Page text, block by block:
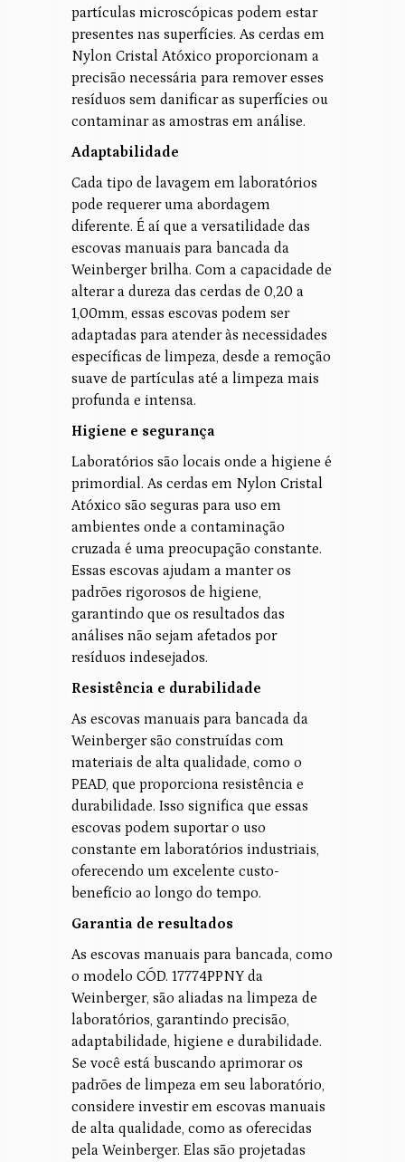
partículas microscópicas podem estar
presentes nas superfícies. As cerdas em
Nylon Cristal Atóxico proporcionam a
precisão necessária para remover esses
resíduos sem danificar as superfícies ou
contaminar as amostras em análise.
Adaptabilidade
Cada tipo de lavagem em laboratórios
pode requerer uma abordagem
diferente. É aí que a versatilidade das
escovas manuais para bancada da
Weinberger brilha. Com a capacidade de
alterar a dureza das cerdas de 0,20 a
1,00mm, essas escovas podem ser
adaptadas para atender às necessidades
específicas de limpeza, desde a remoção
suave de partículas até a limpeza mais
profunda e intensa.
Higiene e segurança
Laboratórios são locais onde a higiene é
primordial. As cerdas em Nylon Cristal
Atóxico são seguras para uso em
ambientes onde a contaminação
cruzada é uma preocupação constante.
Essas escovas ajudam a manter os
padrões rigorosos de higiene,
garantindo que os resultados das
análises não sejam afetados por
resíduos indesejados.
Resistência e durabilidade
As escovas manuais para bancada da
Weinberger são construídas com
materiais de alta qualidade, como o
PEAD, que proporciona resistência e
durabilidade. Isso significa que essas
escovas podem suportar o uso
constante em laboratórios industriais,
oferecendo um excelente custo-
benefício ao longo do tempo.
Garantia de resultados
As escovas manuais para bancada, como
o modelo CÓD. 17774PPNY da
Weinberger, são aliadas na limpeza de
laboratórios, garantindo precisão,
adaptabilidade, higiene e durabilidade.
Se você está buscando aprimorar os
padrões de limpeza em seu laboratório,
considere investir em escovas manuais
de alta qualidade, como as oferecidas
pela Weinberger. Elas são projetadas